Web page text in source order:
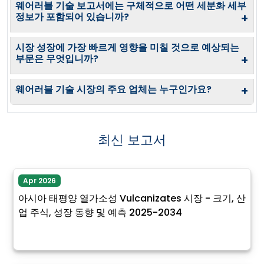
웨어러블 기술 보고서에는 구체적으로 어떤 세분화 세부
정보가 포함되어 있습니까?
+
시장 성장에 가장 빠르게 영향을 미칠 것으로 예상되는
부문은 무엇입니까?
+
웨어러블 기술 시장의 주요 업체는 누구인가요? +
최신 보고서
Apr 2026
아시아 태평양 열가소성 Vulcanizates 시장 - 크기, 산
업 주식, 성장 동향 및 예측 2025-2034